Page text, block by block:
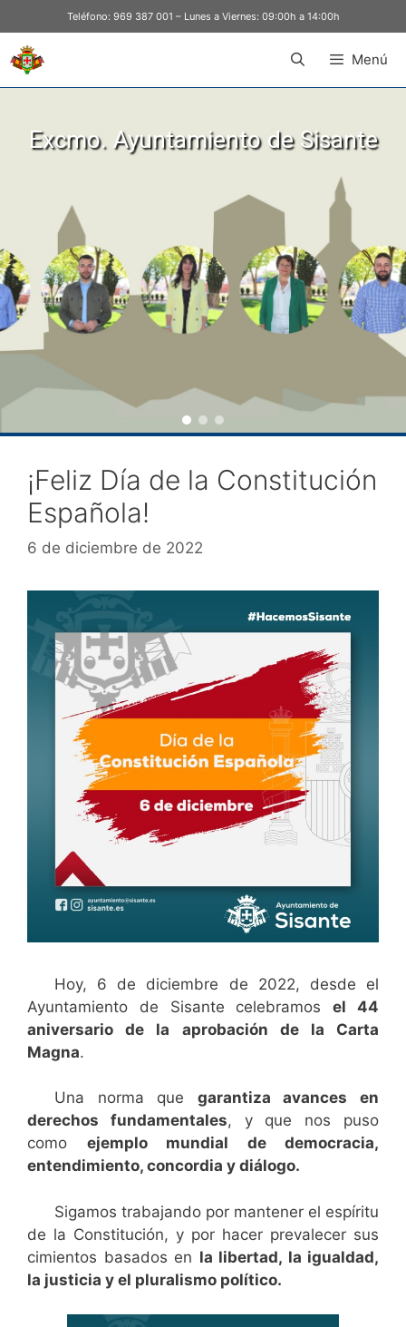
Teléfono: 969 387 001 – Lunes a Viernes: 09:00h a 14:00h
Menú
Excmo. Ayuntamiento de Sisante
¡Feliz Día de la Constitución
Española!
6 de diciembre de 2022
Hoy, 6 de diciembre de 2022, desde el
Ayuntamiento de Sisante celebramosel 44
aniversario de la aprobación de la Carta
Magna.
Una norma que garantiza avances en
derechos fundamentales, y que nos puso
como ejemplo mundial de democracia,
entendimiento, concordia y diálogo.
Sigamos trabajando por mantener el espíritu
de la Constitución, y por hacer prevalecer sus
cimientos basados en la libertad, la igualdad,
la justicia y el pluralismo político.